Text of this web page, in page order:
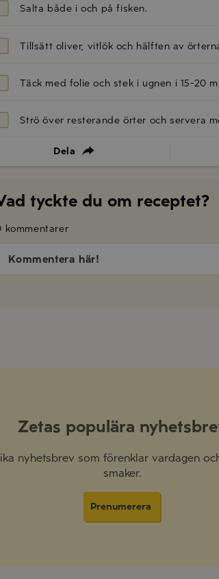
Salta både i och på fisken.
Tillsätt oliver, vitlök och hälften av
Täck med folie och stek i ugnen i 15-20
Strö över resterande örter och servera
Dela
tyckte du om receptet?
kommentarer
Kommentera här!
Zetas populära
nyhetsbrev som förenklar vardagen
smaker.
Prenumerera